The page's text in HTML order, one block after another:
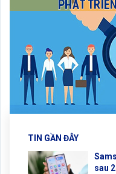
TIN GẦN ĐÂY
sau